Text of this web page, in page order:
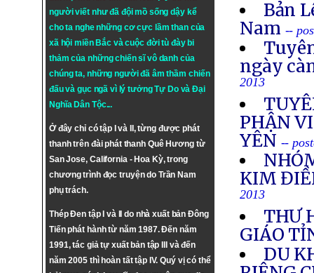
người viết như đã đội mồ sống dậy kể
cho ta nghe những cơ cực lầm than của
xã hội miền Bắc và cuộc đời tù đày bi
thảm của những chiến sĩ vô danh của
chúng ta, những người đã âm thầm chiến
đấu và gục ngã vì lý tưởngTự DovàĐại
Nghĩa Dân Tộc...
Ở đây chỉ có tập I và II, từng được phát
thanh trên đài phát thanh Quê Hương từ
San Jose, California - Hoa Kỳ, trong
chương trình đọc truyện do Trần Nam
phụ trách.
Thép Đen tập I và II do nhà xuất bản Đông
Tiến phát hành từ năm 1987. Đến năm
1991, tác giả tự xuất bản tập III và đến
năm 2005 thì hoàn tất tập IV. Quý vị có thể
Bản
Nam --
ngày
2013
PHẬN
YÊN --
KIM
2013
THƯ
GIÁO
DU